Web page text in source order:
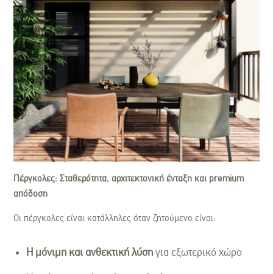
Πέργκολες: Σταθερότητα, αρχιτεκτονική ένταξη και premium
απόδοση
Οι πέργκολες είναι κατάλληλες όταν ζητούμενο είναι:
Η μόνιμη και ανθεκτική λύσηγια εξωτερικό χώρο